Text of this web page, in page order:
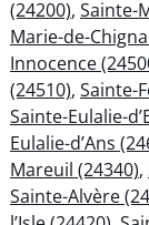
(24200), Sainte-
Marie-de-
Innocence
(24510), Sainte-
Sainte-Eulalie-
Eulalie-d’Ans
Mareuil (24340),
Sainte-Alvère